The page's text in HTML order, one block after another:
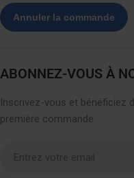
ABONNEZ-VOUS À
Inscrivez-vous et bénéficiez
première commande
votre